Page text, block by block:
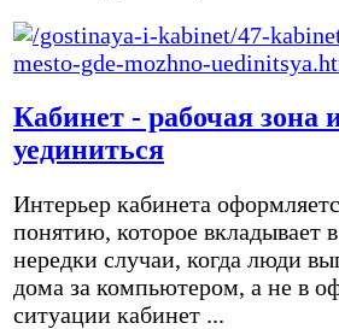
Кабинет - рабочая зона
уединиться
Интерьер кабинета
понятию, которое вкладывает
нередки случаи, когда люди
дома за компьютером, а не в
ситуации кабинет ...